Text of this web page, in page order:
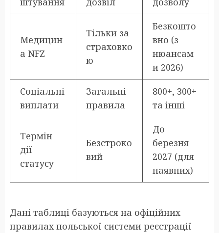
Медицин
а NFZ
Тільки за
страховко
ю
Безкошто
вно (з
нюансам
и 2026)
Соціальні
виплати
Загальні
правила
800+, 300+
та інші
Термін
дії
статусу
Безстроко
вий
До
березня
2027 (для
наявних)
Дані таблиці базуються на офіційних
правилах польської системи реєстрації